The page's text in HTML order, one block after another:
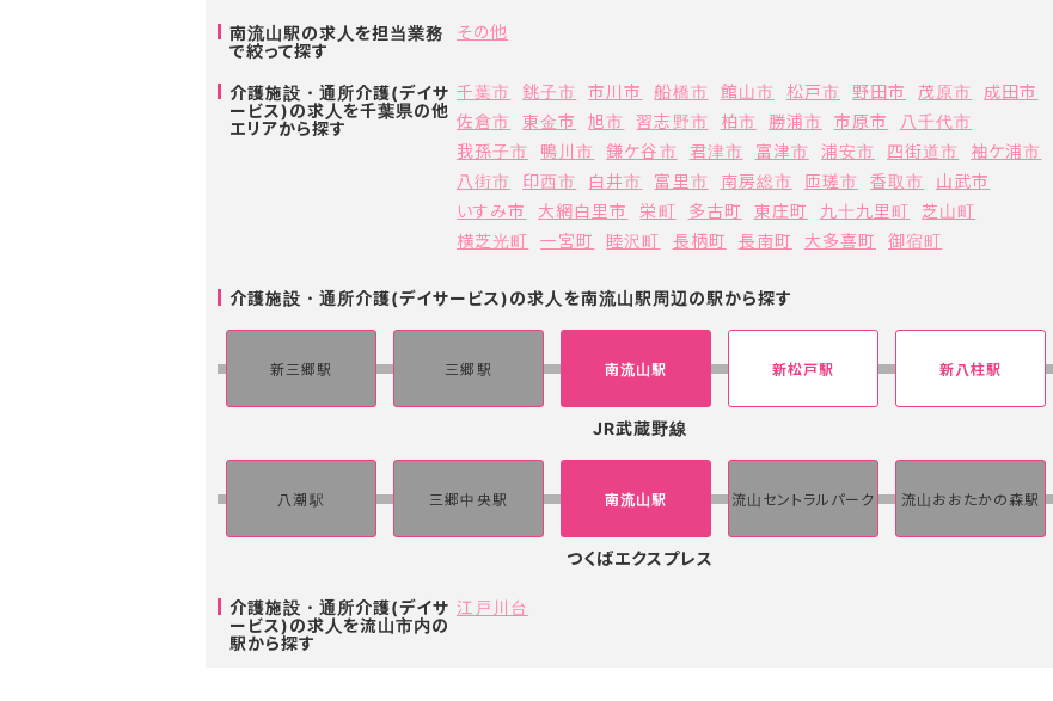
南流山駅の求人を担当業務
で絞って探す
その他
介護施設・通所介護(デイサ
ービス)の求人を千葉県の他
エリアから探す
千葉市 銚子市 市川市 船橋市 館山市 松戸市 野田市 茂原市
成田市
佐倉市
東金市 旭市 習志野市 柏市 勝浦市 市原市
八千代市
我孫子市
鴨川市 鎌ケ谷市 君津市 富津市 浦安市 四街道市
袖ケ浦市
八街市
印西市 白井市 富里市 南房総市 匝瑳市 香取市
山武市
いすみ市
大網白里市 栄町 多古町 東庄町 九十九里町
芝山町
横芝光町
一宮町 睦沢町 長柄町 長南町 大多喜町 御宿町
介護施設・通所介護(デイサービス)の求人を南流山駅周辺の駅から探す
新三郷駅 三郷駅 南流山駅 新松戸駅 新八柱駅
JR武蔵野線
八潮駅 三郷中央駅 南流山駅 流山セントラルパーク 流山おおたかの森駅
つくばエクスプレス
介護施設・通所介護(デイサ
ービス)の求人を流山市内の
駅から探す
江戸川台